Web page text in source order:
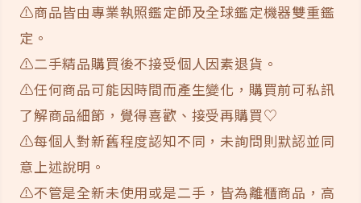
⚠️商品皆由專業執照鑑定師及全球鑑定機器雙重鑑
定。
⚠️二手精品購買後不接受個人因素退貨。
⚠️任何商品可能因時間而產生變化，購買前可私訊
了解商品細節，覺得喜歡、接受再購買♡
⚠️每個人對新舊程度認知不同，未詢問則默認並同
意上述說明。
⚠️不管是全新未使用或是二手，皆為離櫃商品，高